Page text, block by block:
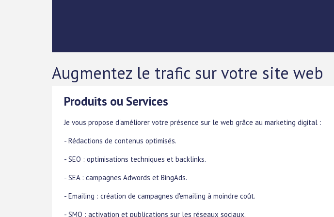
Augmentez le trafic sur votre site web
Produits ou Services
Je vous propose d'améliorer votre présence sur le web grâce au marketing digital :
- Rédactions de contenus optimisés.
- SEO : optimisations techniques et backlinks.
- SEA : campagnes Adwords et BingAds.
- Emailing : création de campagnes d'emailing à moindre coût.
- SMO : activation et publications sur les réseaux sociaux.